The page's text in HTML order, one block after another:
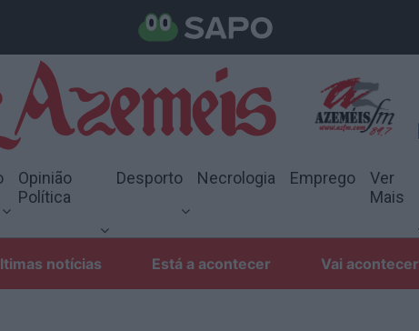
Opinião
Política
Desporto Necrologia Emprego
Ver
Mais
notícias Está a acontecer Vai acontecer